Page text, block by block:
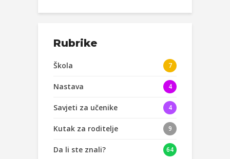
Rubrike
Škola 7
Nastava 4
Savjeti za učenike 4
Kutak za roditelje 9
Da li ste znali? 64